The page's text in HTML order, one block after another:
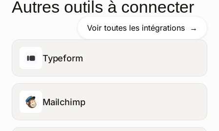
Autres outils à connecter
Voir toutes les intégrations
Typeform
Mailchimp